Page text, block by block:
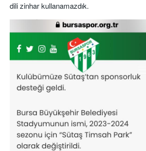
dili zinhar kullanamazdık.